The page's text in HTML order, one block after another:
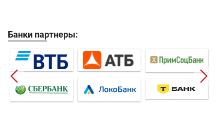
Банки партнеры: